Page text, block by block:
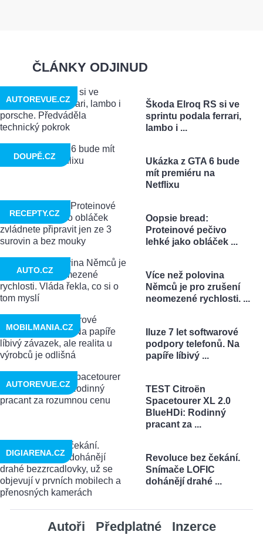
ČLÁNKY ODJINUD
Škoda Elroq RS si ve
sprintu podala ferrari,
lambo i ...
AUTOREVUE.CZ
Ukázka z GTA 6 bude
mít premiéru na
Netflixu
DOUPĚ.CZ
Oopsie bread:
Proteinové pečivo
lehké jako obláček ...
RECEPTY.CZ
Více než polovina
Němců je pro zrušení
neomezené rychlosti. ...
AUTO.CZ
Iluze 7 let softwarové
podpory telefonů. Na
papíře líbivý ...
MOBILMANIA.CZ
TEST Citroën
Spacetourer XL 2.0
BlueHDi: Rodinný
pracant za ...
AUTOREVUE.CZ
Revoluce bez čekání.
Snímače LOFIC
dohánějí drahé ...
DIGIARENA.CZ
Autoři Předplatné Inzerce